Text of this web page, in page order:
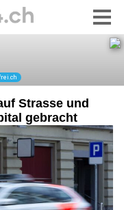
Strasse und
gebracht